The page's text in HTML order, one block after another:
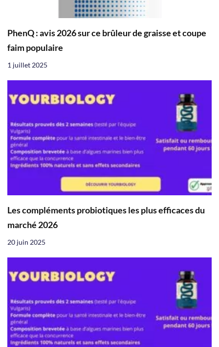
PhenQ : avis 2026 sur ce brûleur de graisse et coupe
faim populaire
1 juillet 2025
Les compléments probiotiques les plus efficaces du
marché 2026
20 juin 2025